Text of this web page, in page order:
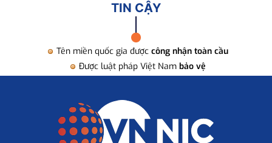
TIN CẬY
Tên miền quốc gia được công nhận toàn cầu
Được luật pháp Việt Nam bảo vệ